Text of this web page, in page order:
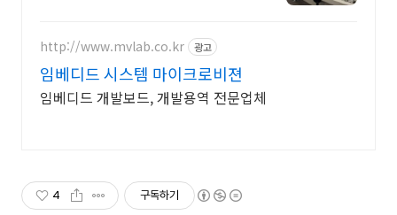
http://www.mvlab.co.kr 광고
임베디드 시스템 마이크로비젼
임베디드 개발보드, 개발용역 전문업체
4 구독하기